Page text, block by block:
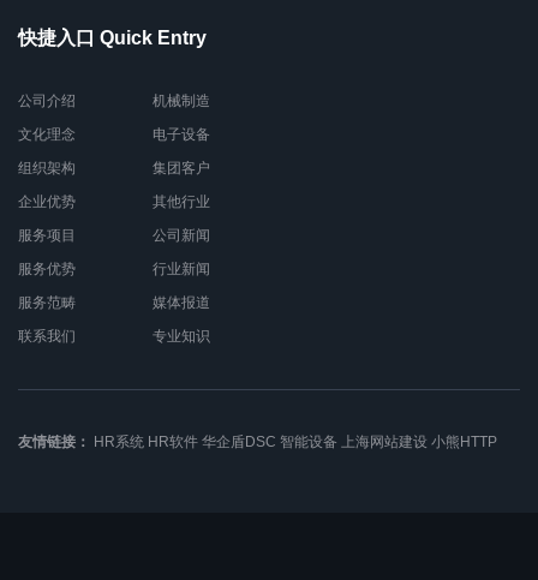
快捷入口 Quick Entry
公司介绍
文化理念
组织架构
企业优势
服务项目
服务优势
服务范畴
联系我们
机械制造
电子设备
集团客户
其他行业
公司新闻
行业新闻
媒体报道
专业知识
友情链接： HR系统 HR软件 华企盾DSC 智能设备 上海网站建设 小熊HTTP